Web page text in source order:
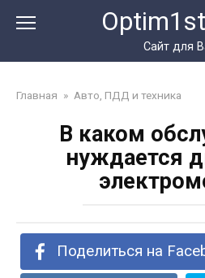
Сайт для
Главная » Авто, ПДД и техника
В каком
нуждается
Поделиться на